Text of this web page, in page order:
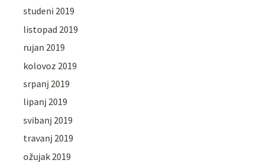
studeni 2019
listopad 2019
rujan 2019
kolovoz 2019
srpanj 2019
lipanj 2019
svibanj 2019
travanj 2019
ožujak 2019